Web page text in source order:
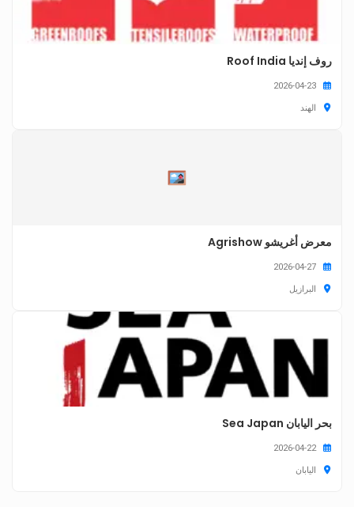
روف إنديا Roof India
الهند
معرض أغريشو Agrishow
البرازيل
بحر اليابان Sea Japan
2026-04-22
اليابان